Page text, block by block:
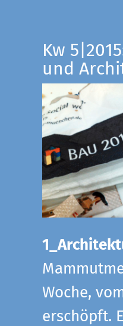
Kw
und
Woche,
erschöpft.